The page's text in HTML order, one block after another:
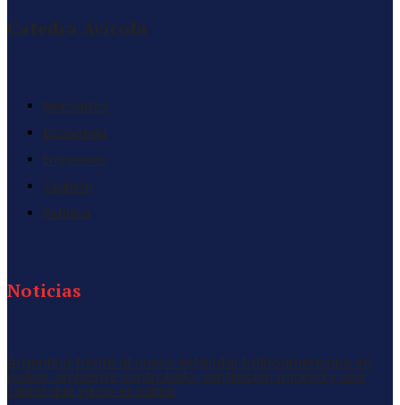
Catedra Avícola
Mercados
Economia
Empresas
Opinion
Politica
Noticias
Argentina frente al nuevo estándar latinoamericano en
pollos: ambiente controlado, ventilación mínima y una
cama que ya no es cama